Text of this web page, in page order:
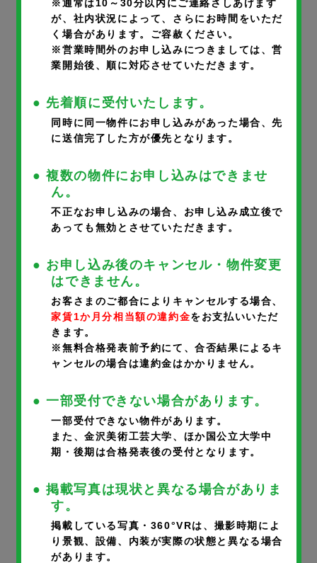
部屋番号※
申込者氏名※
携帯番号 ※
メールアドレス※
※ご入力いただいたメールアドレスに完了メールが届きます。
※携帯のアドレスの方は、宛先指定受信で@noka.co.jpをご登録
ください。
※通常は10～30分以内にご連絡さしあげます
が、社内状況によって、さらにお時間をいただ
く場合があります。ご容赦ください。
※営業時間外のお申し込みにつきましては、営
業開始後、順に対応させていただきます。
● 先着順に受付いたします。
同時に同一物件にお申し込みがあった場合、先
に送信完了した方が優先となります。
● 複数の物件にお申し込みはできませ
ん。
不正なお申し込みの場合、お申し込み成立後で
あっても無効とさせていただきます。
● お申し込み後のキャンセル・物件変更
はできません。
お客さまのご都合によりキャンセルする場合、
家賃1か月分相当額の違約金をお支払いいただ
きます。
※無料合格発表前予約にて、合否結果によるキ
ャンセルの場合は違約金はかかりません。
● 一部受付できない場合があります。
一部受付できない物件があります。
また、金沢美術工芸大学、ほか国公立大学中
期・後期は合格発表後の受付となります。
● 掲載写真は現状と異なる場合がありま
す。
掲載している写真・360°VRは、撮影時期によ
り景観、設備、内装が実際の状態と異なる場合
があります。